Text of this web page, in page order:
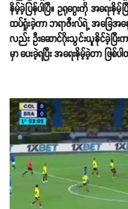
နိမ့်ခဲ့ပြန်ပါပြီ။ ဥရုဂွေးကို အရေး
ထပ်ရှုံးခဲ့ကာ ဘရာဇီးလ်ရဲ့ အခြေအန
လည်း ဦးဆောင်ဂိုးသွင်းယူနိုင်ခဲ့ပြီး
မှာ ပေးခဲ့ရပြီး အရေးနိမ့်ခဲ့တာ ဖြစ်